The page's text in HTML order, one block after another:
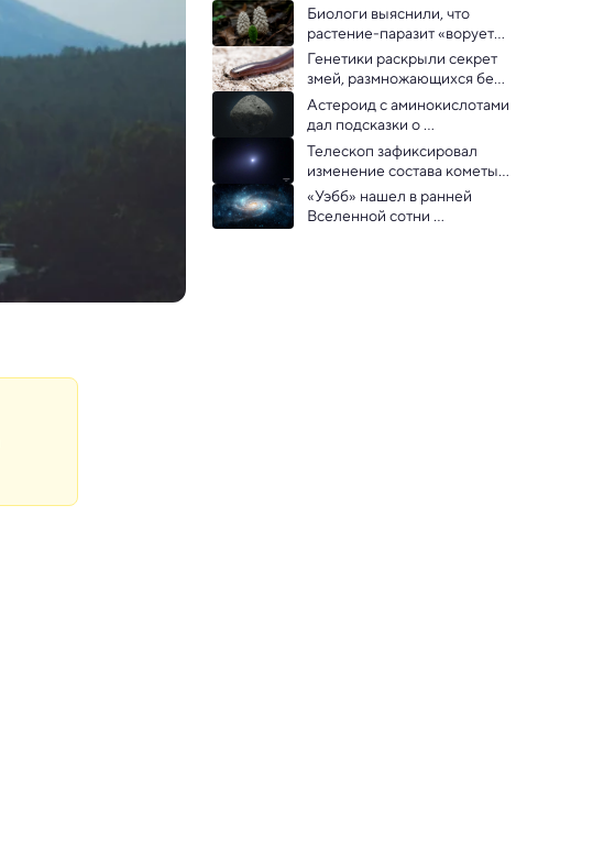
Биологи выяснили, что
растение-паразит «ворует»
гены у деревьев-хозяев
Генетики раскрыли секрет
змей, размножающихся без
самцов
Астероид с аминокислотами
дал подсказки о
зарождении жизни на Земле
Телескоп зафиксировал
изменение состава кометы
3I/ATLAS
«Уэбб» нашел в ранней
Вселенной сотни